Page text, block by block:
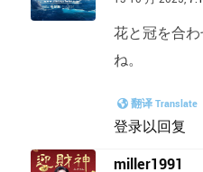
花と冠を合
ね。
翻译 Translate
登录以回复
miller1991